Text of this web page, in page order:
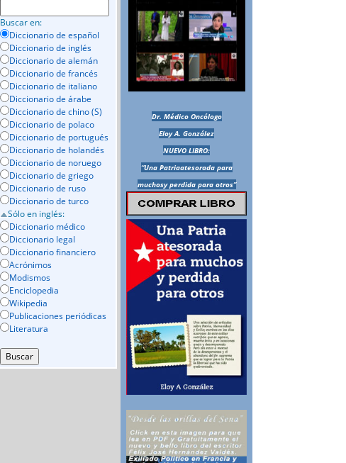
Buscar en:
Diccionario de español
Diccionario de inglés
Diccionario de alemán
Diccionario de francés
Diccionario de italiano
Diccionario de árabe
Diccionario de chino (S)
Diccionario de polaco
Diccionario de portugués
Diccionario de holandés
Diccionario de noruego
Diccionario de griego
Diccionario de ruso
Diccionario de turco
Sólo en inglés:
Diccionario médico
Diccionario legal
Diccionario financiero
Acrónimos
Modismos
Enciclopedia
Wikipedia
Publicaciones periódicas
Literatura
Dr. Médico Oncólogo
Eloy A. González
NUEVO LIBRO:
“Una Patriaatesorada para
muchosy perdida para otros”